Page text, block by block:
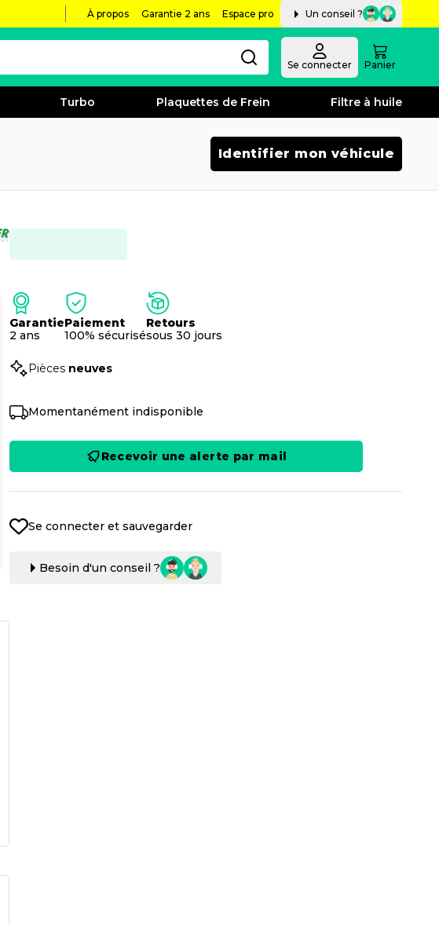
À propos Garantie 2 ans Espace pro Un conseil ?
Se connecter Panier
Turbo Plaquettes de Frein Filtre à huile
Identifier mon véhicule
Garantie
2 ans
Paiement
100% sécurisé
Retours
sous 30 jours
Pièces neuves
Momentanément indisponible
Recevoir une alerte par mail
Se connecter et sauvegarder
Besoin d'un conseil ?